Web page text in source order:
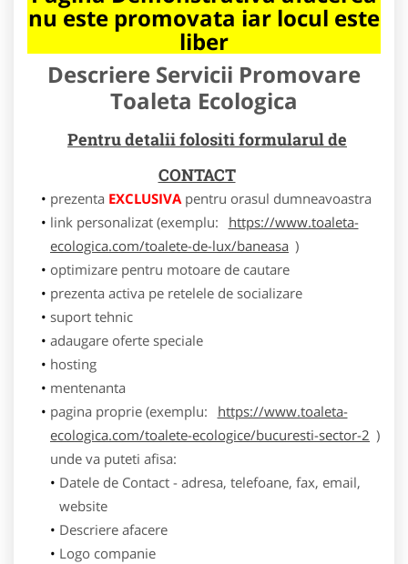
nu este promovata iar locul este
liber
Descriere Servicii Promovare
Toaleta Ecologica
Pentru detalii folositi formularul de
CONTACT
prezenta EXCLUSIVApentru orasul dumneavoastra
link personalizat (exemplu:
https://www.toaleta-
ecologica.com/toalete-de-lux/baneasa )
optimizare pentru motoare de cautare
prezenta activa pe retelele de socializare
suport tehnic
adaugare oferte speciale
hosting
mentenanta
pagina proprie (exemplu:
https://www.toaleta-
ecologica.com/toalete-ecologice/bucuresti-sector-2 )
unde va puteti afisa:
Datele de Contact - adresa, telefoane, fax, email,
website
Descriere afacere
Logo companie